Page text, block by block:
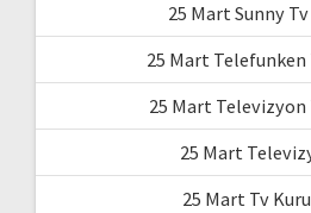
25 Mart Sunny
25 Mart Telefunken
25 Mart Televizyon
25 Mart
25 Mart Tv